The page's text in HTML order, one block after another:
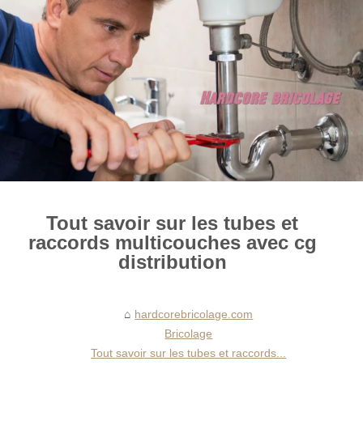
Tout savoir sur les tubes et
raccords multicouches avec cg
distribution
hardcorebricolage.com
Bricolage
Tout savoir sur les tubes et raccords...